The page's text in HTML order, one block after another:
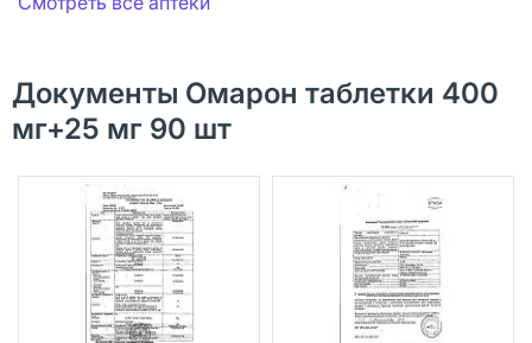
Документы Омарон таблетки 400
мг+25 мг 90 шт